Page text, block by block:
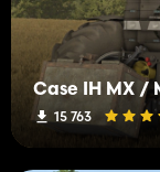
15 763